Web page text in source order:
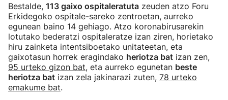
Bestalde, 113 gaixo ospitaleratuta zeuden atzo Foru
Erkidegoko ospitale-sareko zentroetan, aurreko
egunean baino 14 gehiago. Atzo koronabirusarekin
lotutako bederatzi ospitaleratze izan ziren, horietako
hiru zainketa intentsiboetako unitateetan, eta
gaixotasun horrek eragindako heriotza bat izan zen,
95 urteko gizon bat, eta aurreko egunetan beste
heriotza bat izan zela jakinarazi zuten, 78 urteko
emakume bat.